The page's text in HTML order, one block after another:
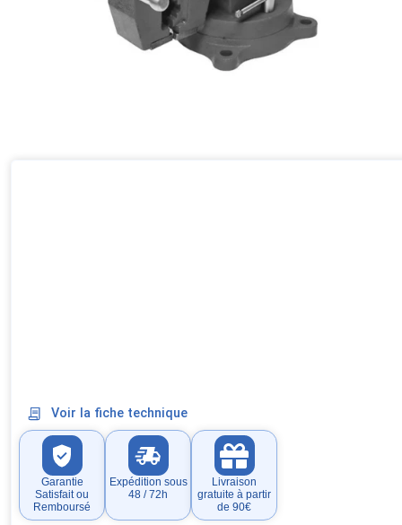
Voir la fiche technique
Garantie
Satisfait ou
Remboursé
Expédition sous
48 / 72h
Livraison
gratuite à partir
de 90€